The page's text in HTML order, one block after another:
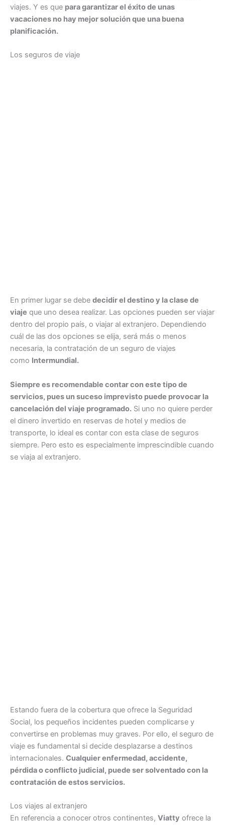
viajes. Y es que para garantizar el éxito de unas
vacaciones no hay mejor solución que una buena
planificación.
Los seguros de viaje
En primer lugar se debe decidir el destino y la clase de
viaje que uno desea realizar. Las opciones pueden ser viajar
dentro del propio país, o viajar al extranjero. Dependiendo
cuál de las dos opciones se elija, será más o menos
necesaria, la contratación de un seguro de viajes
como Intermundial.
Siempre es recomendable contar con este tipo de
servicios, pues un suceso imprevisto puede provocar la
cancelación del viaje programado. Si uno no quiere perder
el dinero invertido en reservas de hotel y medios de
transporte, lo ideal es contar con esta clase de seguros
siempre. Pero esto es especialmente imprescindible cuando
se viaja al extranjero.
Estando fuera de la cobertura que ofrece la Seguridad
Social, los pequeños incidentes pueden complicarse y
convertirse en problemas muy graves. Por ello, el seguro de
viaje es fundamental si decide desplazarse a destinos
internacionales. Cualquier enfermedad, accidente,
pérdida o conflicto judicial, puede ser solventado con la
contratación de estos servicios.
Los viajes al extranjero
En referencia a conocer otros continentes, Viatty ofrece la